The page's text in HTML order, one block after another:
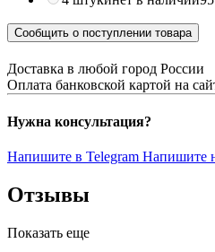
Сообщить о поступлении товара
Доставка в любой город России
Оплата банковской картой на
Нужна консультация?
Напишите в Telegram Напишите
Отзывы
Показать еще